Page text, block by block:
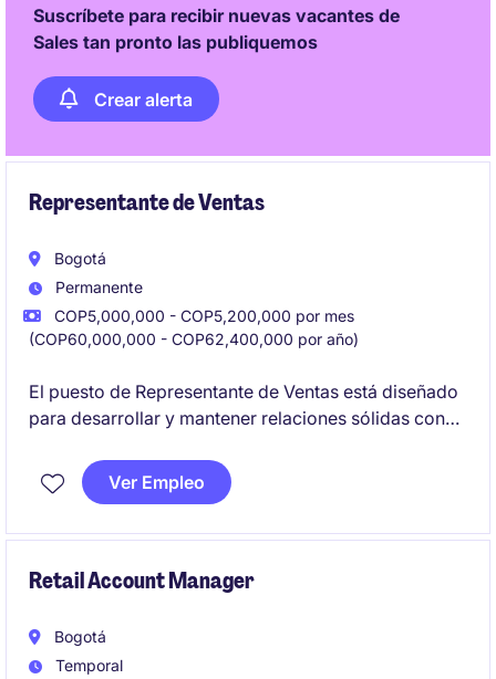
Suscríbete para recibir nuevas vacantes de
Sales tan pronto las publiquemos
Crear alerta
Representante de Ventas
Bogotá
Permanente
COP5,000,000 - COP5,200,000 por mes
(COP60,000,000 - COP62,400,000 por año)
El puesto de Representante de Ventas está diseñado
para desarrollar y mantener relaciones sólidas con
persona seleccionada será responsable de cumplir
metas comerciales y garantizar la satisfacción del
Ver Empleo
Retail Account Manager
Bogotá
Temporal